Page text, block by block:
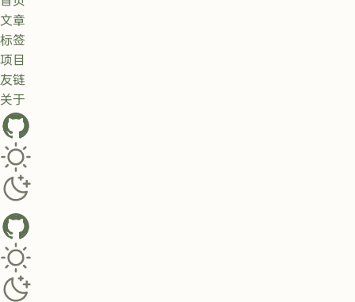
文章
标签
项目
友链
关于
GitHub
Toggle dark/light theme
Toggle dark/light theme